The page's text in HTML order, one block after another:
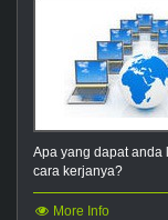
Apa yang dapat
cara kerjanya?
More Info